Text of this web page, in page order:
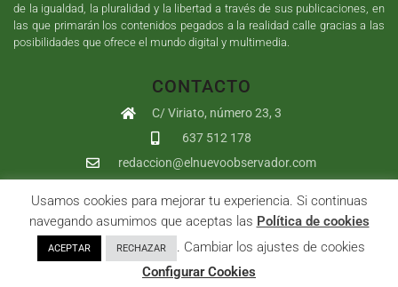
de la igualdad, la pluralidad y la libertad a través de sus publicaciones, en
las que primarán los contenidos pegados a la realidad calle gracias a las
posibilidades que ofrece el mundo digital y multimedia.
CONTACTO
C/ Viriato, número 23, 3
637 512 178
redaccion@elnuevoobservador.com
Copyright ©2026 El Nuevo Observador | Sumurdigital Diseño web
yDesarrollo| All Rights Reserved |
Privacidad|Política de cookies|User
Usamos cookies para mejorar tu experiencia. Si continuas
navegando asumimos que aceptas las Política de cookies
ACEPTAR RECHAZAR
. Cambiar los ajustes de cookies
Configurar Cookies